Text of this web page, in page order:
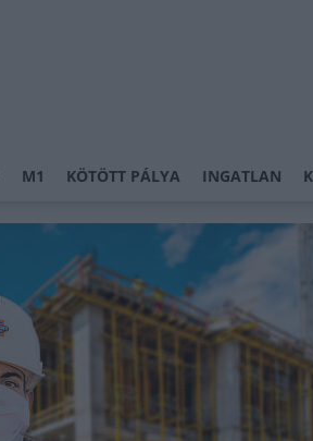
M1 KÖTÖTT PÁLYA INGATLAN